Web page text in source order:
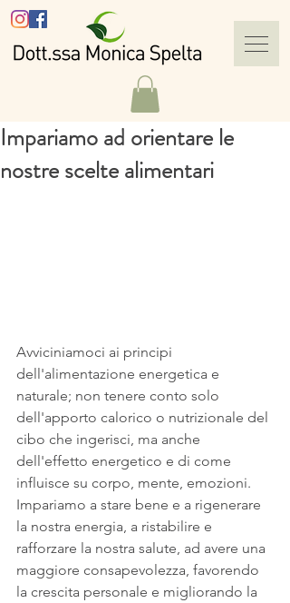
Impariamo ad orientare le
nostre scelte alimentari
Avviciniamoci ai principi
dell'alimentazione energetica e
naturale; non tenere conto solo
dell'apporto calorico o nutrizionale del
cibo che ingerisci, ma anche
dell'effetto energetico e di come
influisce su corpo, mente, emozioni.
Impariamo a stare bene e a rigenerare
la nostra energia, a ristabilire e
rafforzare la nostra salute, ad avere una
maggiore consapevolezza, favorendo
la crescita personale e migliorando la